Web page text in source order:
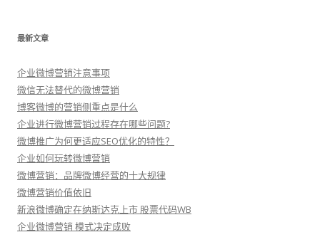
最新文章
企业微博营销注意事项
微信无法替代的微博营销
博客微博的营销侧重点是什么
企业进行微博营销过程存在哪些问题?
微博推广为何更适应SEO优化的特性？
企业如何玩转微博营销
微博营销：品牌微博经营的十大规律
微博营销价值依旧
新浪微博确定在纳斯达克上市 股票代码WB
企业微博营销 模式决定成败